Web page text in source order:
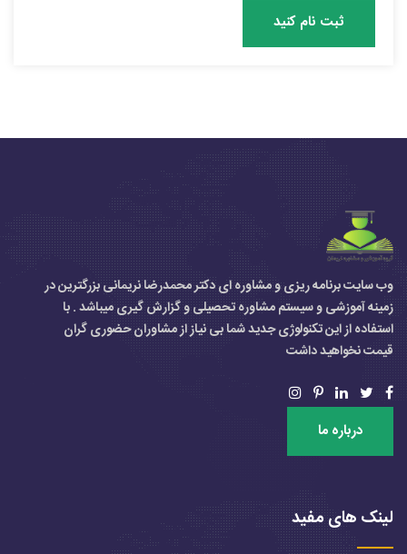
ثبت نام کنید
وب سایت برنامه ریزی و مشاوره ای دکتر محمدرضا نریمانی بزرگترین در
زمینه آموزشی و سیستم مشاوره تحصیلی و گزارش گیری میباشد . با
استفاده از این تکنولوژی جدید شما بی نیاز از مشاوران حضوری گران
قیمت نخواهید داشت
درباره ما
لینک های مفید